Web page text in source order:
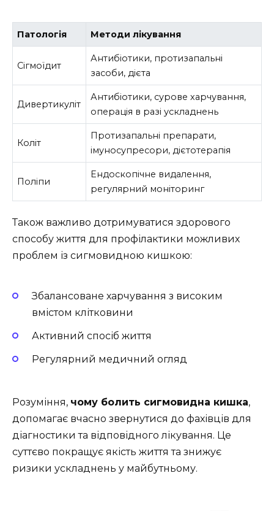
Патологія Методи лікування
Сігмоїдит
Антибіотики, протизапальні
засоби, дієта
Дивертикуліт
Антибіотики, сурове харчування,
операція в разі ускладнень
Коліт
Протизапальні препарати,
імуносупресори, дієтотерапія
Поліпи
Ендоскопічне видалення,
регулярний моніторинг
Також важливо дотримуватися здорового
способу життя для профілактики можливих
проблем із сигмовидною кишкою:
Збалансоване харчування з високим
вмістом клітковини
Активний спосіб життя
Регулярний медичний огляд
Розуміння, чому болить сигмовидна кишка,
допомагає вчасно звернутися до фахівців для
діагностики та відповідного лікування. Це
суттєво покращує якість життя та знижує
ризики ускладнень у майбутньому.